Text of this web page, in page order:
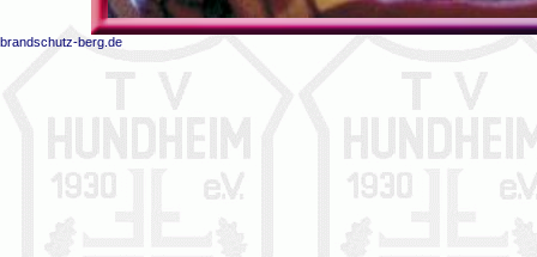
brandschutz-berg.de